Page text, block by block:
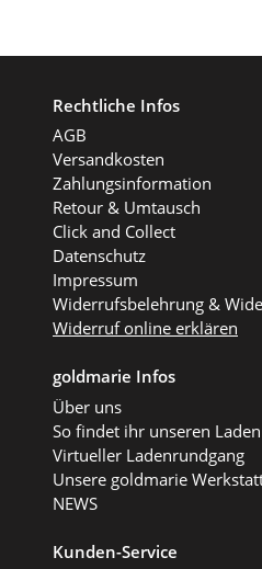
Rechtliche Infos
AGB
Versandkosten
Zahlungsinformation
Retour & Umtausch
Click and Collect
Datenschutz
Impressum
Widerrufsbelehrung &
Widerruf online erklären
goldmarie Infos
Über uns
So findet ihr unseren Laden
Virtueller Ladenrundgang
Unsere goldmarie
NEWS
Kunden-Service